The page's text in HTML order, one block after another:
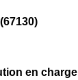
en